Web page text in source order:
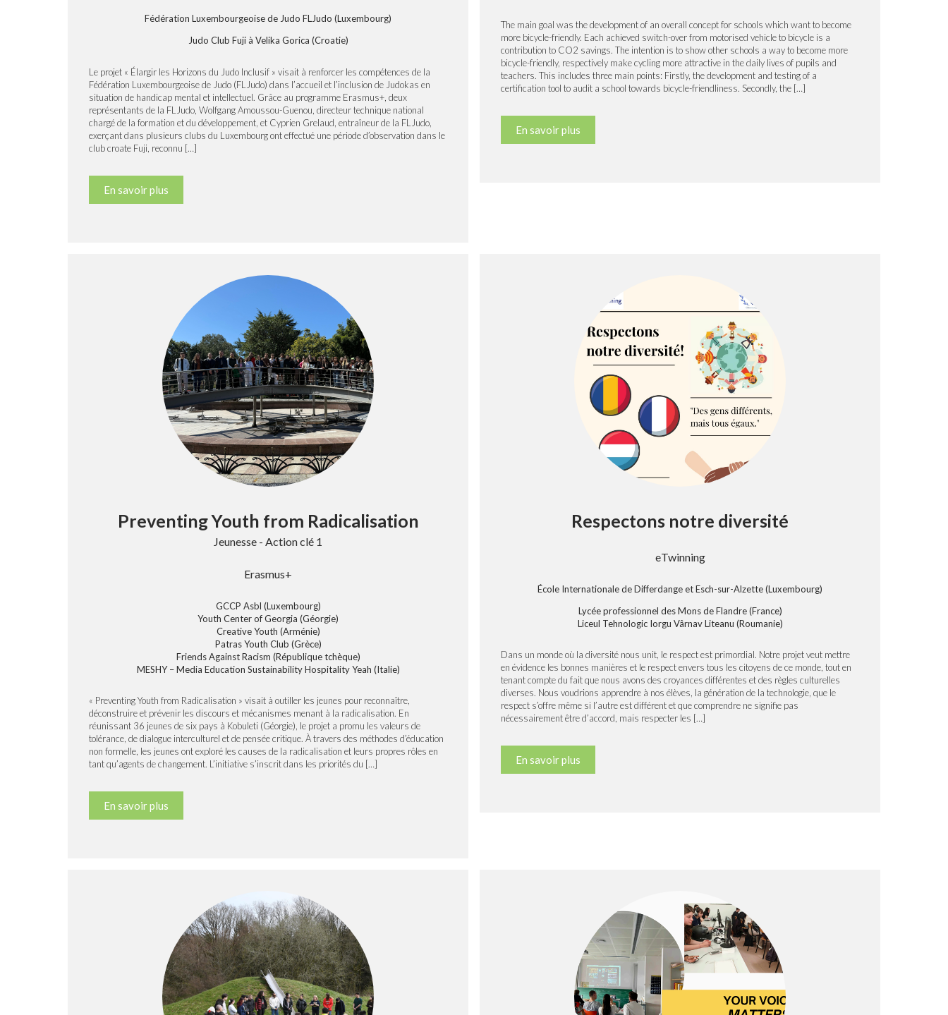
Fédération Luxembourgeoise de Judo FLJudo (Luxembourg)
Judo Club Fuji à Velika Gorica (Croatie)
Le projet « Élargir les Horizons du Judo Inclusif » visait à renforcer les compétences de la
Fédération Luxembourgeoise de Judo (FLJudo) dans l’accueil et l’inclusion de Judokas en
situation de handicap mental et intellectuel. Grâce au programme Erasmus+, deux
représentants de la FLJudo, Wolfgang Amoussou-Guenou, directeur technique national
chargé de la formation et du développement, et Cyprien Grelaud, entraîneur de la FLJudo,
exerçant dans plusieurs clubs du Luxembourg ont effectué une période d’observation dans le
club croate Fuji, reconnu […]
En savoir plus
The main goal was the development of an overall concept for schools which want to become
more bicycle-friendly. Each achieved switch-over from motorised vehicle to bicycle is a
contribution to CO2 savings. The intention is to show other schools a way to become more
bicycle-friendly, respectively make cycling more attractive in the daily lives of pupils and
teachers. This includes three main points: Firstly, the development and testing of a
certification tool to audit a school towards bicycle-friendliness. Secondly, the […]
En savoir plus
Preventing Youth from Radicalisation
Jeunesse - Action clé 1
Erasmus+
GCCP Asbl (Luxembourg)
Youth Center of Georgia (Géorgie)
Creative Youth (Arménie)
Patras Youth Club (Grèce)
Friends Against Racism (République tchèque)
MESHY – Media Education Sustainability Hospitality Yeah (Italie)
« Preventing Youth from Radicalisation » visait à outiller les jeunes pour reconnaître,
déconstruire et prévenir les discours et mécanismes menant à la radicalisation. En
réunissant 36 jeunes de six pays à Kobuleti (Géorgie), le projet a promu les valeurs de
tolérance, de dialogue interculturel et de pensée critique. À travers des méthodes d’éducation
non formelle, les jeunes ont exploré les causes de la radicalisation et leurs propres rôles en
tant qu’agents de changement. L’initiative s’inscrit dans les priorités du […]
En savoir plus
Respectons notre diversité
eTwinning
École Internationale de Differdange et Esch-sur-Alzette (Luxembourg)
Lycée professionnel des Mons de Flandre (France)
Liceul Tehnologic Iorgu Vârnav Liteanu (Roumanie)
Dans un monde où la diversité nous unit, le respect est primordial. Notre projet veut mettre
en évidence les bonnes manières et le respect envers tous les citoyens de ce monde, tout en
tenant compte du fait que nous avons des croyances différentes et des règles culturelles
diverses. Nous voudrions apprendre à nos élèves, la génération de la technologie, que le
respect s’offre même si l’autre est différent et que comprendre ne signifie pas
nécessairement être d’accord, mais respecter les […]
En savoir plus